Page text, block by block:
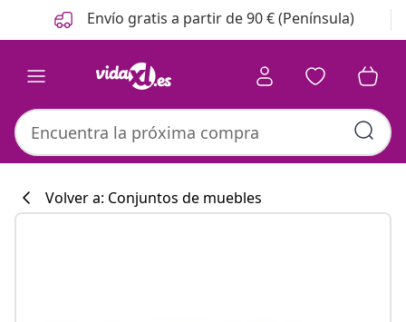
Anterior
Siguiente Envío gratis a partir de 90 € (Península)
Volver a: Conjuntos de muebles